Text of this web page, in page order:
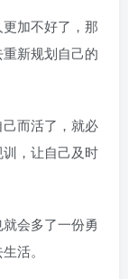
加不好了，那
新规划自己的
而活了，就必
，让自己及时
会多了一份勇
活。